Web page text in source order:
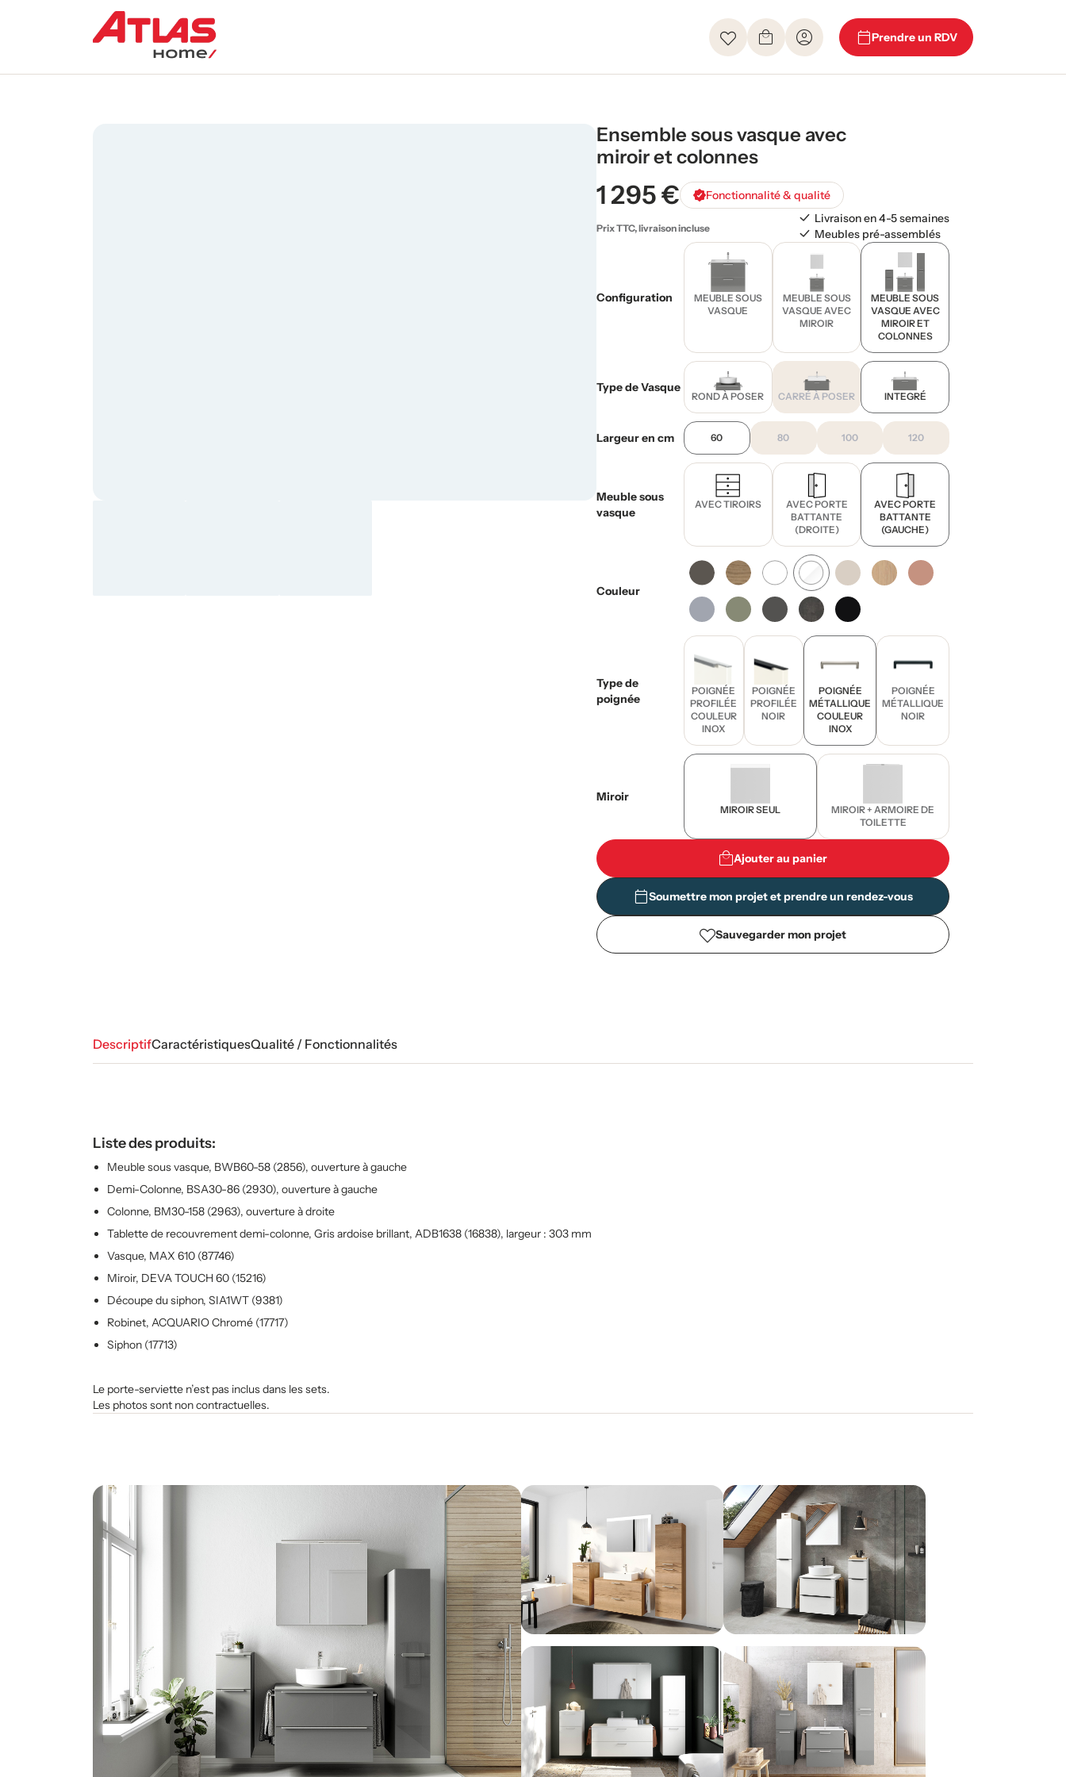
Prendre un RDV
Ensemble sous vasque avec
miroir et colonnes
1 295 € Fonctionnalité & qualité
Prix TTC, livraison incluse
Livraison en 4-5 semaines
Meubles pré-assemblés
Configuration
MEUBLE SOUS
VASQUE
MEUBLE SOUS
VASQUE AVEC
MIROIR
MEUBLE SOUS
VASQUE AVEC
MIROIR ET
COLONNES
Type de Vasque
ROND À POSER CARRÉ À POSER INTEGRÉ
Largeur en cm 60 80 100 120
Meuble sous
vasque
AVEC TIROIRS
AVEC PORTE
BATTANTE
(DROITE)
AVEC PORTE
BATTANTE
(GAUCHE)
Couleur
Type de
poignée
POIGNÉE
PROFILÉE
COULEUR
INOX
POIGNÉE
PROFILÉE
NOIR
POIGNÉE
MÉTALLIQUE
COULEUR
INOX
POIGNÉE
MÉTALLIQUE
NOIR
Miroir
MIROIR SEUL
MIROIR + ARMOIRE DE
TOILETTE
Ajouter au panier
Soumettre mon projet et prendre un rendez-vous
Sauvegarder mon projet
DescriptifCaractéristiquesQualité / Fonctionnalités
Liste des produits:
Meuble sous vasque, BWB60-58 (2856), ouverture à gauche
Demi-Colonne, BSA30-86 (2930), ouverture à gauche
Colonne, BM30-158 (2963), ouverture à droite
Tablette de recouvrement demi-colonne, Gris ardoise brillant, ADB1638 (16838), largeur : 303 mm
Vasque, MAX 610 (87746)
Miroir, DEVA TOUCH 60 (15216)
Découpe du siphon, SIA1WT (9381)
Robinet, ACQUARIO Chromé (17717)
Siphon (17713)
Le porte-serviette n’est pas inclus dans les sets.
Les photos sont non contractuelles.